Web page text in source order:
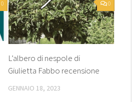
0 0
L’albero di nespole di
Giulietta Fabbo recensione
GENNAIO 18, 2023